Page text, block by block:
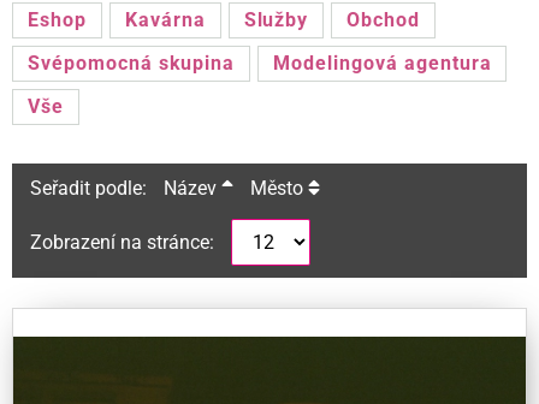
Eshop Kavárna Služby
Obchod
Svépomocná skupina
Modelingová agentura
Vše
Seřadit podle: Název Město
Zobrazení na stránce: